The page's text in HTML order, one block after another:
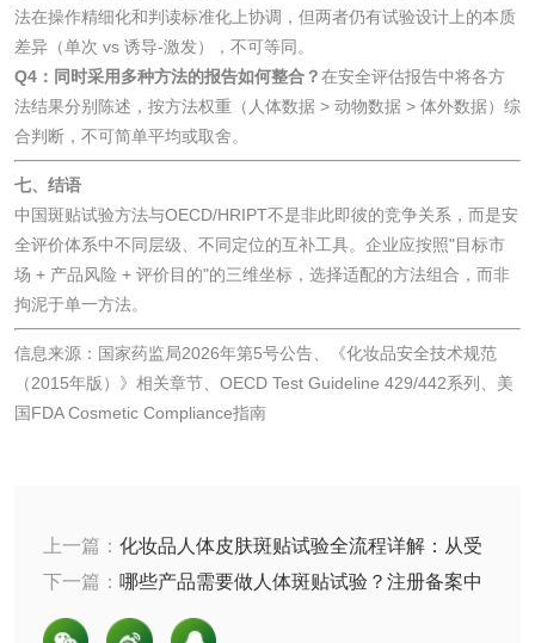
法在操作精细化和判读标准化上协调，但两者仍有试验设计上的本质
差异（单次 vs 诱导-激发），不可等同。
Q4：同时采用多种方法的报告如何整合？在安全评估报告中将各方
法结果分别陈述，按方法权重（人体数据 > 动物数据 > 体外数据）综
合判断，不可简单平均或取舍。
七、结语
中国斑贴试验方法与OECD/HRIPT不是非此即彼的竞争关系，而是安
全评价体系中不同层级、不同定位的互补工具。企业应按照"目标市
场 + 产品风险 + 评价目的"的三维坐标，选择适配的方法组合，而非
拘泥于单一方法。
信息来源：国家药监局2026年第5号公告、《化妆品安全技术规范
（2015年版）》相关章节、OECD Test Guideline 429/442系列、美
国FDA Cosmetic Compliance指南
上一篇： 化妆品人体皮肤斑贴试验全流程详解：从受
试者招募到结果判读
下一篇： 哪些产品需要做人体斑贴试验？注册备案中
的斑贴数据要求
理检测
刺激试验
一次性使用卫生用
品皮肤刺激试验
一次性使用卫生用
品皮肤变态反应试
一次性使用卫生用
品阴道黏膜刺激试
玩具检测 除臭剂检测
玩具微生物检测 玩具微生物挑战性
纺织品抗菌检测 蚊帐检测
纺织品检测